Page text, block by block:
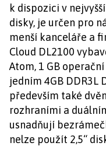
k dispozici v
disky, je určen pro
menší kanceláře a
Cloud DL2100
Atom, 1 GB
jedním 4GB DDR3L
především také
rozhraními a
usnadňují
nelze použít 2,5“